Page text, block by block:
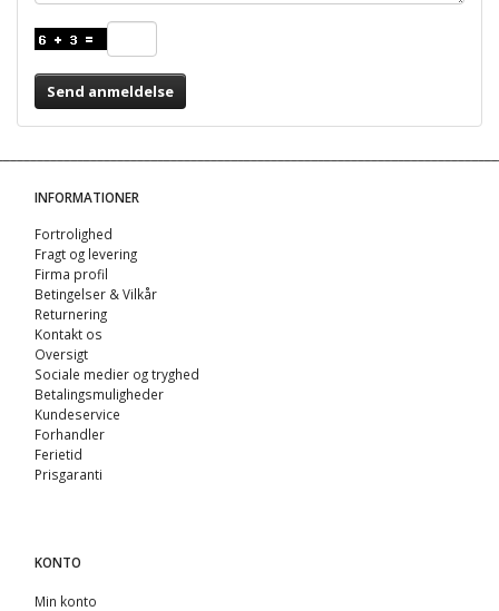
Send anmeldelse
INFORMATIONER
Fortrolighed
Fragt og levering
Firma profil
Betingelser & Vilkår
Returnering
Kontakt os
Oversigt
Sociale medier og tryghed
Betalingsmuligheder
Kundeservice
Forhandler
Ferietid
Prisgaranti
KONTO
Min konto